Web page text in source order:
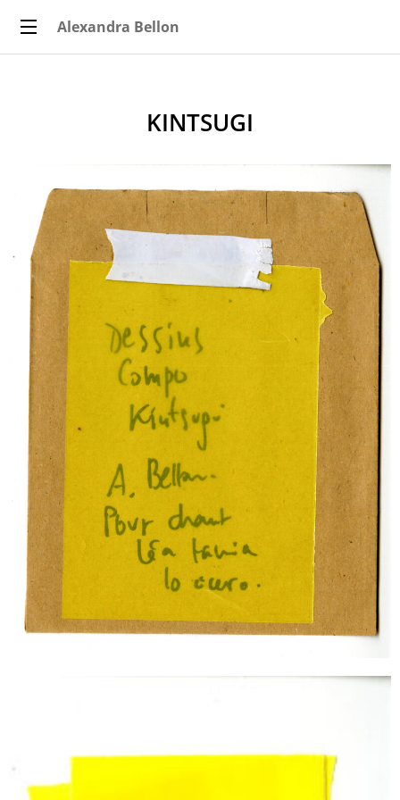
Alexandra Bellon
KINTSUGI